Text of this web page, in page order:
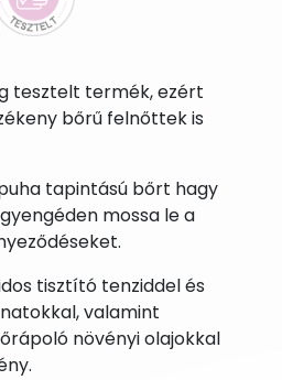
tesztelt termék, ezért
bőrű felnőttek is
tapintású bőrt hagy
mossa le a
tisztító tenziddel és
valamint
növényi olajokkal